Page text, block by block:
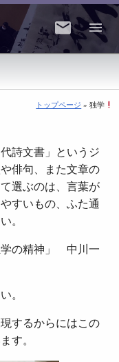
トップページ » 独学
詩文書」というジ
俳句、また文章の
選ぶのは、言葉が
すいもの、ふた通
。
学の精神」 中川一
。
するからにはこの
す。